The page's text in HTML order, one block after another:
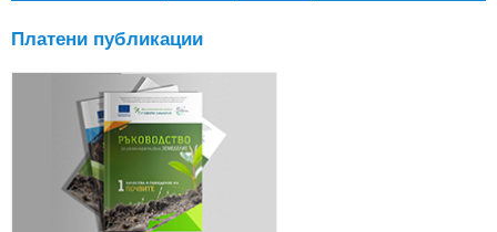
Платени публикации